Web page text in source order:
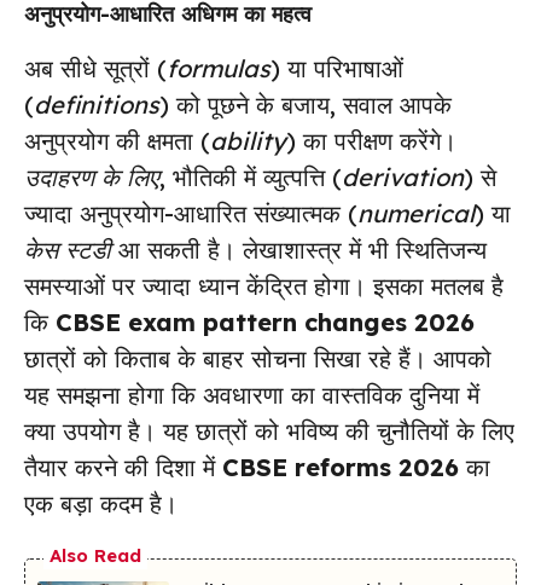
अनुप्रयोग-आधारित अधिगम का महत्व
अब सीधे सूत्रों (formulas) या परिभाषाओं
(definitions) को पूछने के बजाय, सवाल आपके
अनुप्रयोग की क्षमता (ability) का परीक्षण करेंगे।
उदाहरण के लिए, भौतिकी में व्युत्पत्ति (derivation) से
ज्यादा अनुप्रयोग-आधारित संख्यात्मक (numerical) या
केस स्टडीआ सकती है। लेखाशास्त्र में भी स्थितिजन्य
समस्याओं पर ज्यादा ध्यान केंद्रित होगा। इसका मतलब है
कि CBSE exam pattern changes 2026
छात्रों को किताब के बाहर सोचना सिखा रहे हैं। आपको
यह समझना होगा कि अवधारणा का वास्तविक दुनिया में
क्या उपयोग है। यह छात्रों को भविष्य की चुनौतियों के लिए
तैयार करने की दिशा में CBSE reforms 2026 का
एक बड़ा कदम है।
Also Read